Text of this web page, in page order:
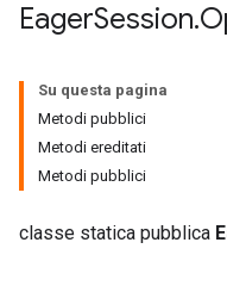
EagerSession.
Su questa pagina
Metodi pubblici
Metodi ereditati
Metodi pubblici
classe statica pubblica